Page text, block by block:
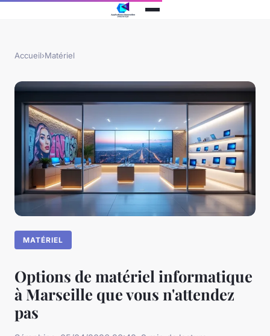
Accueil›Matériel
MATÉRIEL
Options de matériel informatique
à Marseille que vous n'attendez
pas